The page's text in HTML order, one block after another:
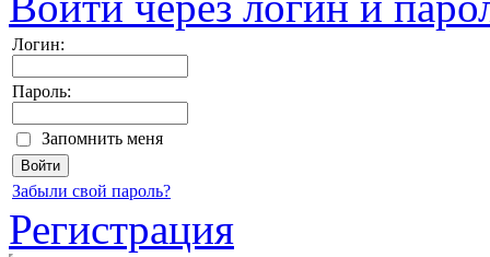
Логин:
Пароль:
Запомнить меня
Забыли свой пароль?
Регистрация